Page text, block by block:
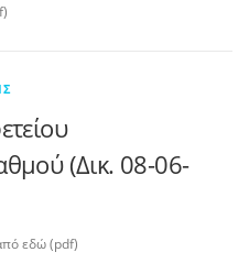
(Δικ. 08-06-
εδώ (pdf)